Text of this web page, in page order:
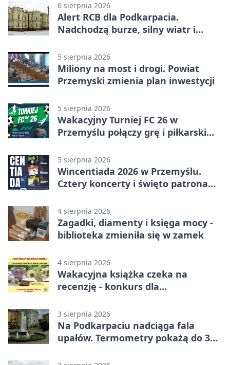
6 sierpnia 2026
Alert RCB dla Podkarpacia.
Nadchodzą burze, silny wiatr i
5 sierpnia 2026
Miliony na most i drogi. Powiat
Przemyski zmienia plan inwestycji
5 sierpnia 2026
Wakacyjny Turniej FC 26 w
Przemyślu połączy grę i piłkarski
5 sierpnia 2026
Wincentiada 2026 w Przemyślu.
Cztery koncerty i święto patrona
4 sierpnia 2026
Zagadki, diamenty i księga mocy -
biblioteka zmieniła się w zamek
4 sierpnia 2026
Wakacyjna książka czeka na
recenzję - konkurs dla
3 sierpnia 2026
Na Podkarpaciu nadciąga fala
upałów. Termometry pokażą do 36